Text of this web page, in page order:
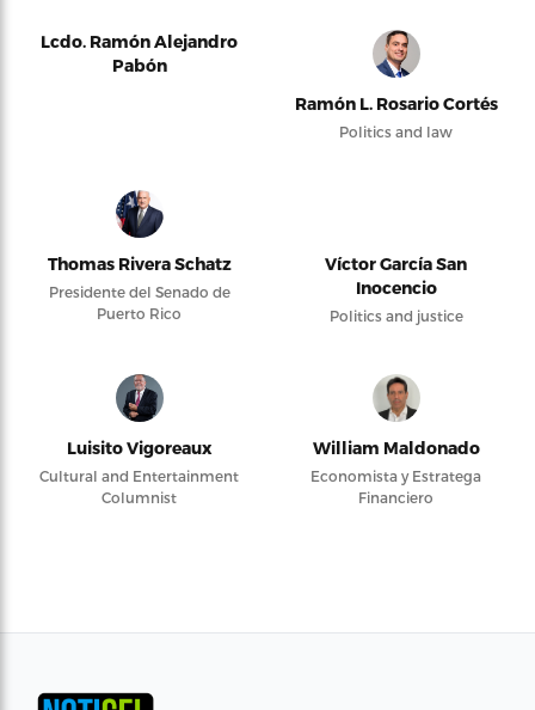
Lcdo. Ramón Alejandro
Pabón
Ramón L. Rosario Cortés
Politics and law
Thomas Rivera Schatz
Presidente del Senado de
Puerto Rico
Víctor García San
Inocencio
Politics and justice
Luisito Vigoreaux
Cultural and Entertainment
Columnist
William Maldonado
Economista y Estratega
Financiero